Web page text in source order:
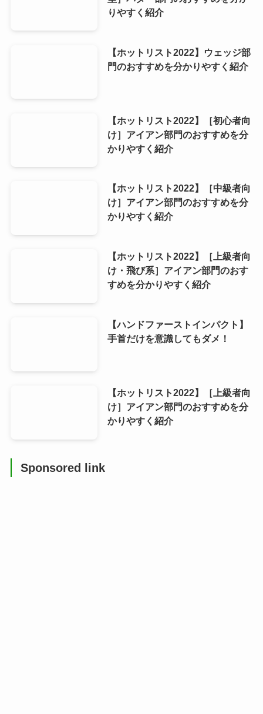
りやすく紹介
【ホットリスト2022】ウェッジ部
門のおすすめを分かりやすく紹介
【ホットリスト2022】［初心者向
け］アイアン部門のおすすめを分
かりやすく紹介
【ホットリスト2022】［中級者向
け］アイアン部門のおすすめを分
かりやすく紹介
【ホットリスト2022】［上級者向
け・飛び系］アイアン部門のおす
すめを分かりやすく紹介
【ハンドファーストインパクト】
手首だけを意識してもダメ！
【ホットリスト2022】［上級者向
け］アイアン部門のおすすめを分
かりやすく紹介
Sponsored link